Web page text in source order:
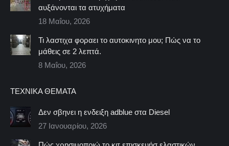
αυξάνονται τα ατυχήματα
18 Μαΐου, 2026
Τι λαστιχα φοραει το αυτοκινητο μου; Πώς να το
μάθεις σε 2 λεπτά.
8 Μαΐου, 2026
ΤΕΧΝΙΚΆ ΘΈΜΑΤΑ
Δεν σβηνει η ενδειξη adblue στα Diesel
27 Ιανουαρίου, 2026